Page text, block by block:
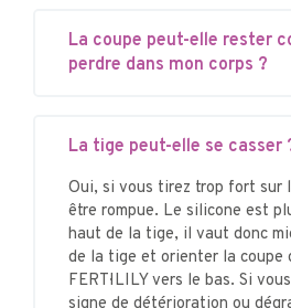
La coupe peut-elle rester
perdre dans mon corps ?
La tige peut-elle se casser
Oui, si vous tirez trop fort sur
être rompue. Le silicone est
haut de la tige, il vaut donc
de la tige et orienter la coupe
FERTI·LILY vers le bas. Si